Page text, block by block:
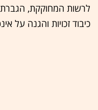
לרשות המחוקקת,
כיבוד זכויות והגנה על